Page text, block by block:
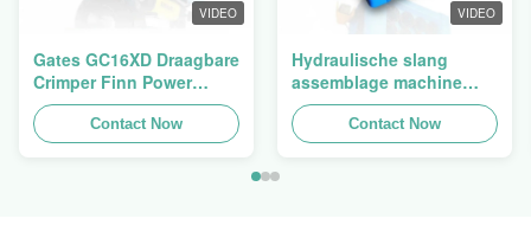
VIDEO
Gates GC16XD Draagbare
Crimper Finn Power
P16HP Handmatige
Hydraulische Kabel
Crimper te koop
Contact Now
VIDEO
Hydraulische slang
assemblage machine
slang crimping machine
slang pers Finn Power
Swager
Contact Now